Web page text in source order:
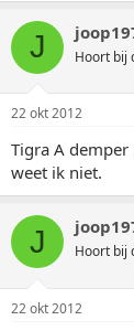
J Hoort bij
22 okt 2012
Tigra A
weet ik niet.
J Hoort bij
22 okt 2012